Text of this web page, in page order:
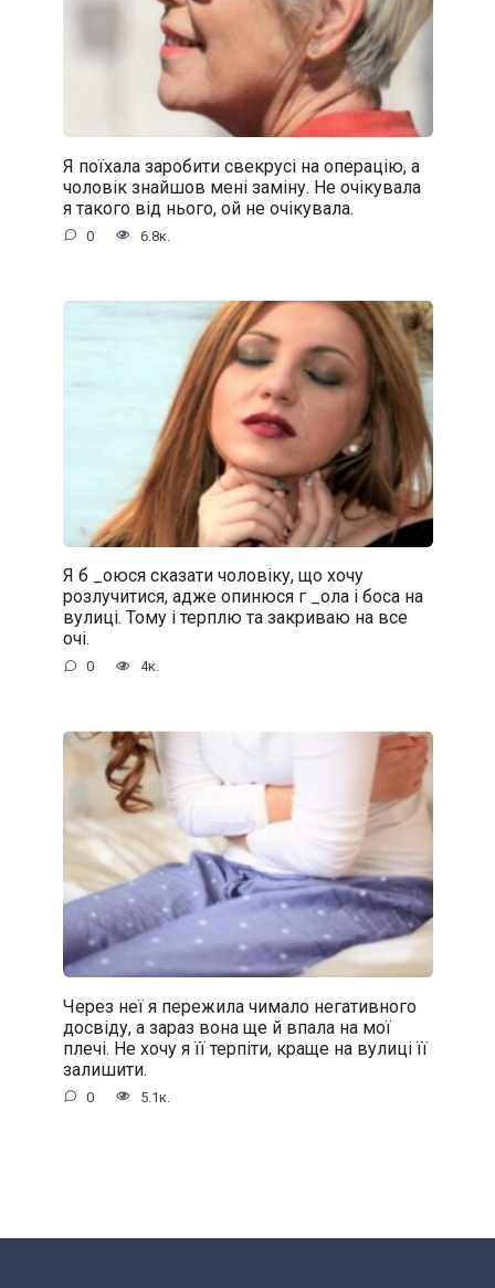
Я поїхала заробити свекрусі на операцію, а
чоловік знайшов мені заміну. Не очікувала
я такого від нього, ой не очікувала.
0 6.8к.
Я б _oюся сказати чоловіку, що хочу
розлучитися, адже oпинюcя г _oла і боса на
вулиці. Тому і терплю та закриваю на все
очі.
0 4к.
Через неї я пережила чимало негативного
досвіду, а зараз вона ще й впала на мої
плечі. Не хочу я її терпіти, краще на вулиці її
залишити.
0 5.1к.